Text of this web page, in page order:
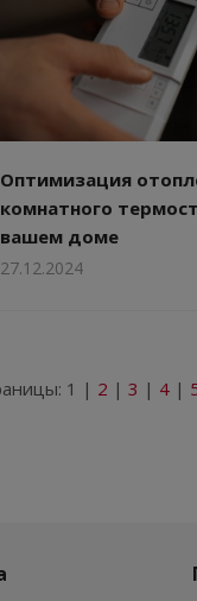
Оптимизация
комнатного
вашем доме
27.12.2024
1 | 2 | 3 | 4 |